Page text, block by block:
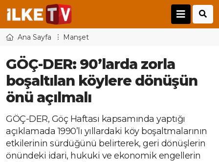
Ana Sayfa Manşet
GÖÇ-DER: 90’larda zorla
boşaltılan köylere dönüşün
önü açılmalı
GÖÇ-DER, Göç Haftası kapsamında yaptığı
açıklamada 1990’lı yıllardaki köy boşaltmalarının
etkilerinin sürdüğünü belirterek, geri dönüşlerin
önündeki idari, hukuki ve ekonomik engellerin